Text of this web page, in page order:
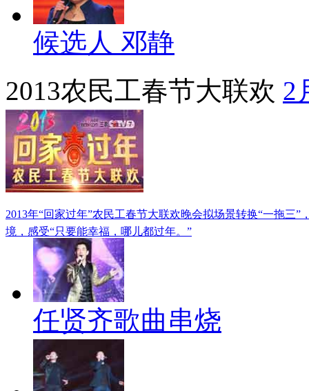
候选人 邓静
2013农民工春节大联欢 2
2013年“回家过年”农民工春节大联欢晚会拟场景转换“一拖三
境，感受“只要能幸福，哪儿都过年。”
任贤齐歌曲串烧